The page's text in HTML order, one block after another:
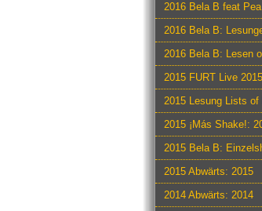
2016 Bela B feat
2016 Bela B:
2016 Bela B: Lesen
2015 FURT Live 2015
2015 Lesung Lists of
2015 ¡Más Shake!:
2015 Bela B:
2015 Abwärts: 2015
2014 Abwärts: 2014